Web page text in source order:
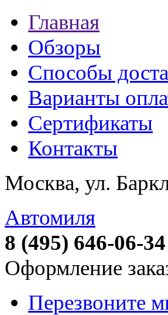
Главная
Обзоры
Способы
Варианты
Сертификаты
Контакты
Москва, ул.
Автомиля
8 (495) 646-06-34
Оформление
Перезвоните